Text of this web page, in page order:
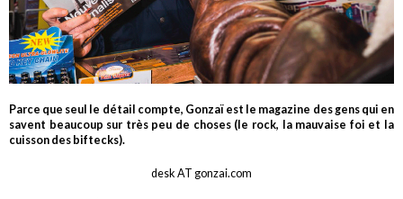
Parce que seul le détail compte, Gonzaï est le magazine des gens qui en
savent beaucoup sur très peu de choses (le rock, la mauvaise foi et la
cuisson des biftecks).
desk AT gonzai.com